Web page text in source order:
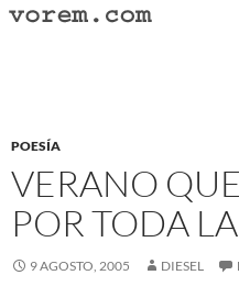
Saltar
POESÍA
VERANO
POR TODA
9 AGOSTO, 2005 DIESEL